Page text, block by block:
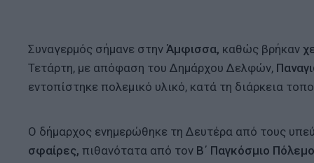
Συναγερμός σήμανε στην Άμφισσα, καθώς βρήκαν
Τετάρτη, με απόφαση του Δημάρχου Δελφών,
εντοπίστηκε πολεμικό υλικό, κατά τη διάρκεια
Ο δήμαρχος ενημερώθηκε τη Δευτέρα από τους
σφαίρες, πιθανότατα από τον Β΄ Παγκόσμιο